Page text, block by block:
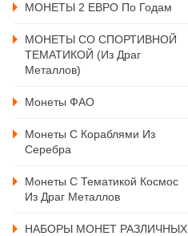
МОНЕТЫ 2 ЕВРО По Годам
МОНЕТЫ СО СПОРТИВНОЙ
ТЕМАТИКОЙ (из Драг
Металлов)
Монеты ФАО
Монеты С Кораблями Из
Серебра
Монеты С Тематикой Космос
Из Драг Металлов
НАБОРЫ МОНЕТ РАЗЛИЧНЫХ